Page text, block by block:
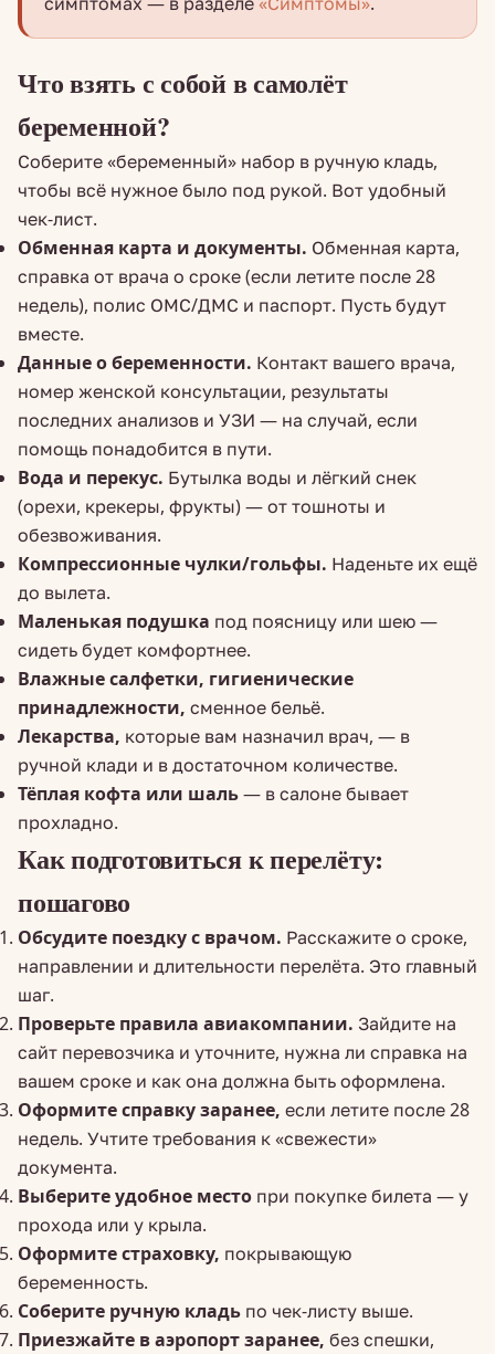
Что взять с собой в самолёт
беременной?
Соберите «беременный» набор в ручную кладь,
чтобы всё нужное было под рукой. Вот удобный
чек-лист.
Обменная карта и документы. Обменная карта,
справка от врача о сроке (если летите после 28
недель), полис ОМС/ДМС и паспорт. Пусть будут
вместе.
Данные о беременности. Контакт вашего врача,
номер женской консультации, результаты
последних анализов и УЗИ — на случай, если
помощь понадобится в пути.
Вода и перекус. Бутылка воды и лёгкий снек
(орехи, крекеры, фрукты) — от тошноты и
обезвоживания.
Компрессионные чулки/гольфы. Наденьте их ещё
до вылета.
Маленькая подушка под поясницу или шею —
сидеть будет комфортнее.
Влажные салфетки, гигиенические
принадлежности, сменное бельё.
Лекарства, которые вам назначил врач, — в
ручной клади и в достаточном количестве.
Тёплая кофта или шаль— в салоне бывает
прохладно.
Как подготовиться к перелёту:
пошагово
Обсудите поездку с врачом. Расскажите о сроке,
направлении и длительности перелёта. Это главный
шаг.
Проверьте правила авиакомпании. Зайдите на
сайт перевозчика и уточните, нужна ли справка на
вашем сроке и как она должна быть оформлена.
Оформите справку заранее, если летите после 28
недель. Учтите требования к «свежести»
документа.
Выберите удобное место при покупке билета — у
прохода или у крыла.
Оформите страховку, покрывающую
беременность.
Соберите ручную кладь по чек-листу выше.
Приезжайте в аэропорт заранее, без спешки,